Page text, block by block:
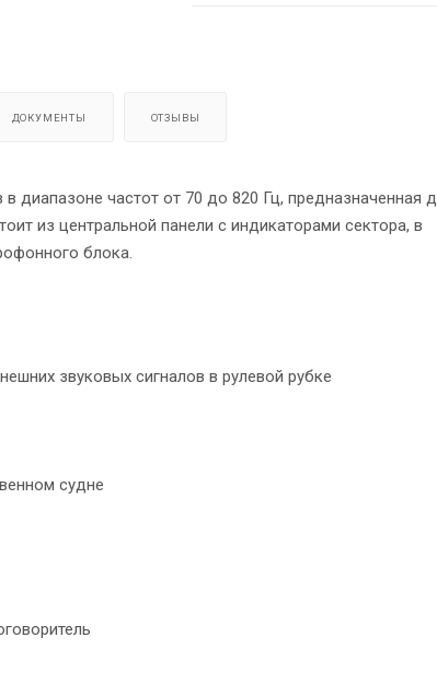
ДОКУМЕНТЫ ОТЗЫВЫ
диапазоне частот от 70 до 820 Гц, предназначенная
из центральной панели с индикаторами сектора, в
блока.
звуковых сигналов в рулевой рубке
судне